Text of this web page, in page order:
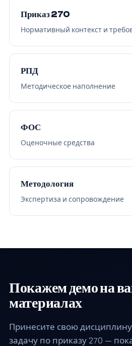
Приказ 270
Нормативный контекст и
РПД
Методическое наполнение
ФОС
Оценочные средства
Методология
Экспертиза и сопровождение
Покажем демо на
материалах
Принесите свою
задачу по приказу 270 —